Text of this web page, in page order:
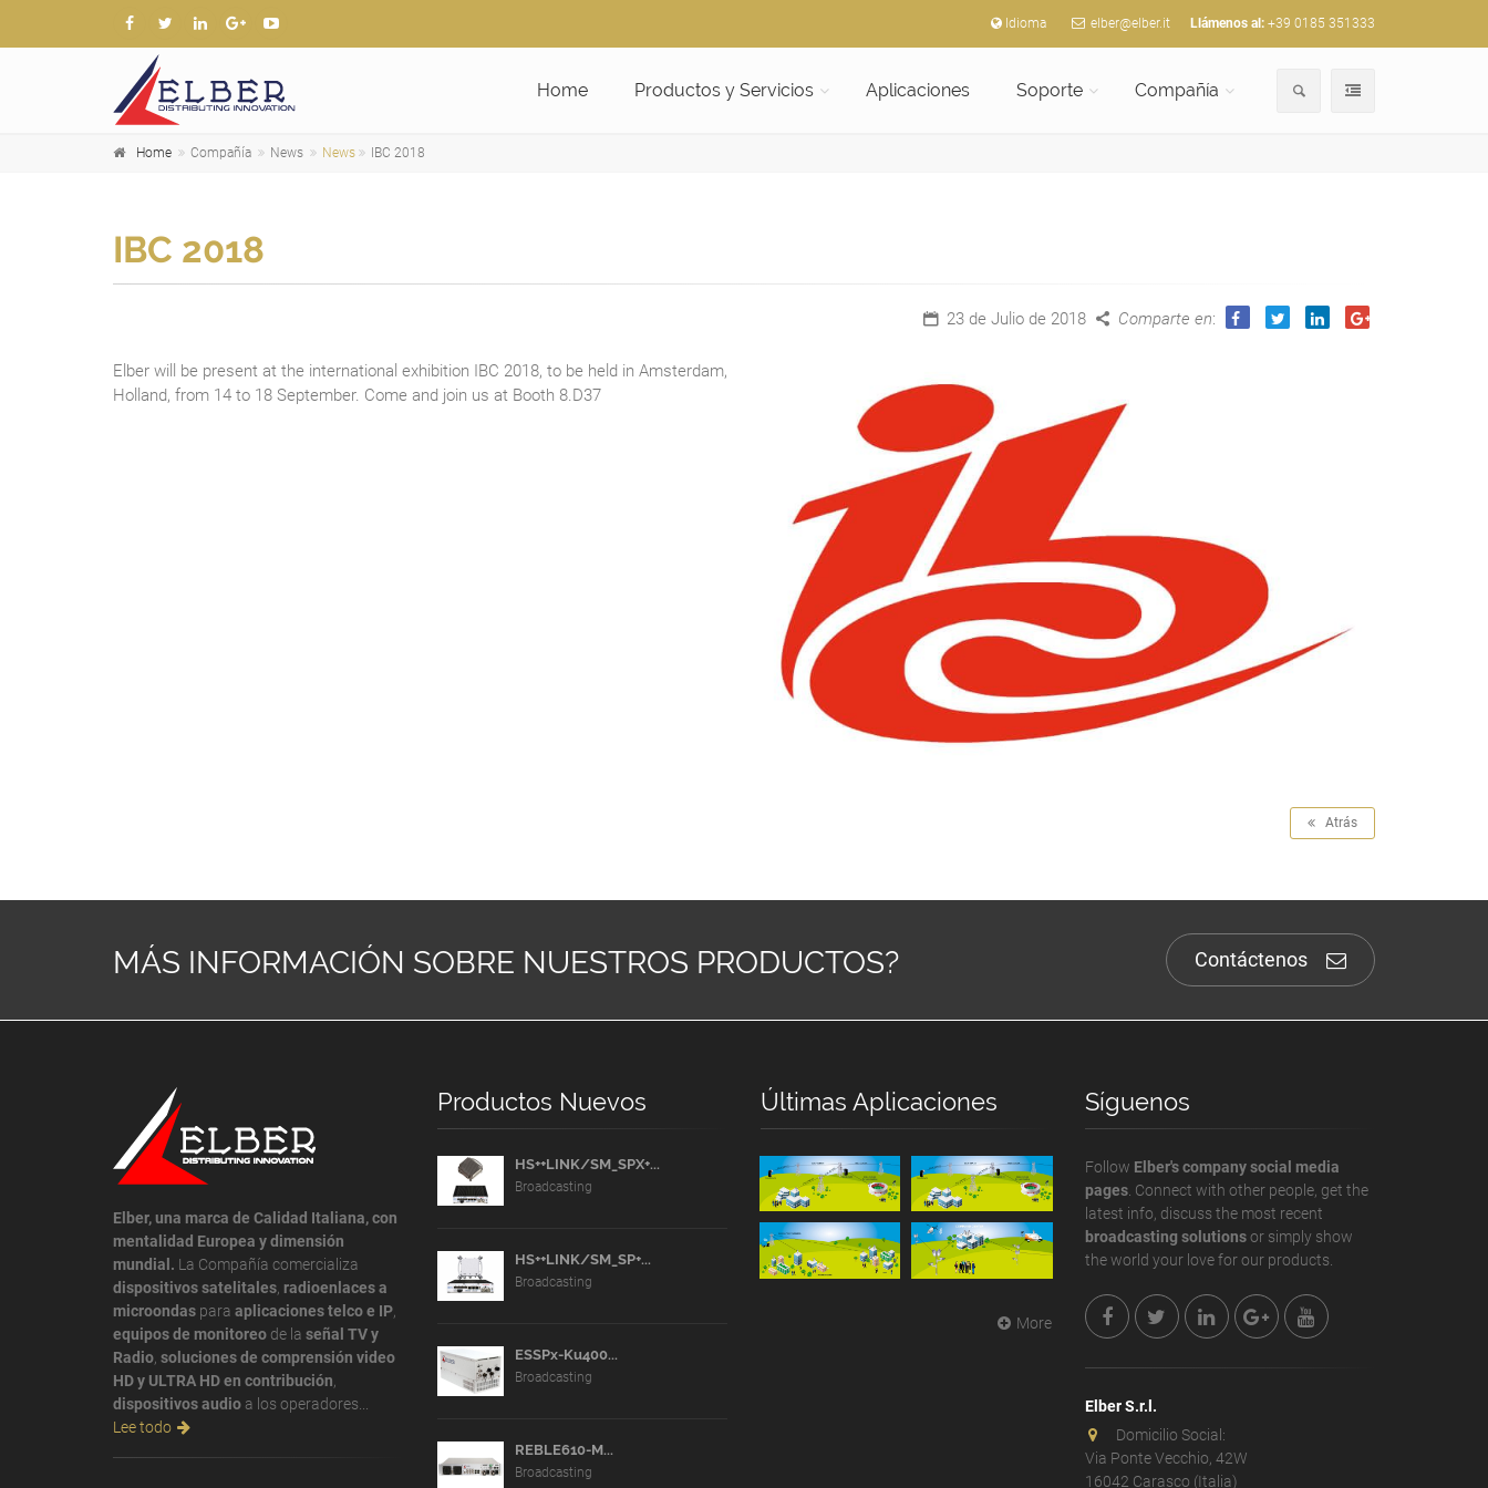
Idioma elber@elber.it Llámenos al: +39 0185 351333
Home Productos y Servicios Aplicaciones Soporte Compañía
Home Compañía News News IBC 2018
IBC 2018
23 de Julio de 2018 Comparte en:
Elber will be present at the international exhibition IBC 2018, to be held in Amsterdam,
Holland, from 14 to 18 September. Come and join us at Booth 8.D37
Atrás
MÁS INFORMACIÓN SOBRE NUESTROS PRODUCTOS? Contáctenos
Elber, una marca de Calidad Italiana, con
mentalidad Europea y dimensión
mundial. La Compañía comercializa
dispositivos satelitales radioenlaces a
microondas para aplicaciones telco e IP
equipos de monitoreo de la señal TV y
Radio soluciones de comprensión video
HD y ULTRA HD en contribución
dispositivos audio a los operadores...
Lee todo
Productos Nuevos
HS++LINK/SM_SPX+...
Broadcasting
HS++LINK/SM_SP+...
Broadcasting
ESSPx-Ku400...
Broadcasting
REBLE610-M...
Broadcasting
Últimas Aplicaciones
More
Síguenos
Follow Elber's company social media
pages. Connect with other people, get the
latest info, discuss the most recent
broadcasting solutionsor simply show
the world your love for our products.
Elber S.r.l.
Domicilio Social:
Via Ponte Vecchio, 42W
16042 Carasco (Italia)